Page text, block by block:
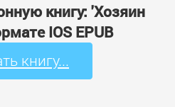
книгу: 'Хозяин
IOS EPUB
книгу...